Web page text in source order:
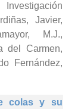
Javier,
M.J.,
del Carmen,
Fernández,
colas y su